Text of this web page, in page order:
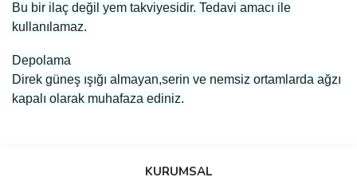
Bu bir ilaç değil yem takviyesidir. Tedavi amacı ile
kullanılamaz.
Depolama
Direk güneş ışığı almayan,serin ve nemsiz ortamlarda ağzı
kapalı olarak muhafaza ediniz.
Bu ürüne ilk yorumu siz yapın!
KURUMSAL